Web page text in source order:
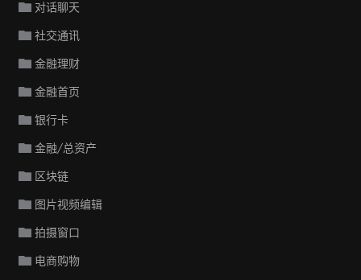
对话聊天
社交通讯
金融理财
金融首页
银行卡
金融/总资产
区块链
图片视频编辑
拍摄窗口
电商购物